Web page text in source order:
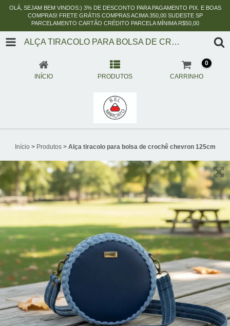
OLÁ, SEJAM BEM VINDOS:) 3% DE DESCONTO PARA PAGAMENTO PIX. E BOAS
COMPRAS! FRETE GRÁTIS COMPRAS ACIMA 350,00 SUDESTE SP
PARCELAMENTO CARTÃO CRÉDITO PARCELA MÍNIMA R$50,00
ALÇA TIRACOLO PARA BOLSA DE CROCHÊ CHEVRON 125CM
INÍCIO PRODUTOS CARRINHO
0
Início > Produtos > Alça tiracolo para bolsa de crochê chevron 125cm